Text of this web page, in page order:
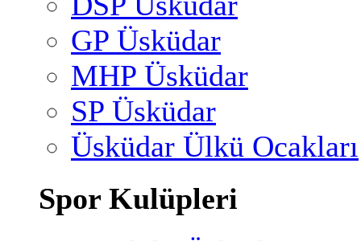
GP Üsküdar
MHP Üsküdar
SP Üsküdar
Üsküdar Ülkü Ocakları
Spor Kulüpleri